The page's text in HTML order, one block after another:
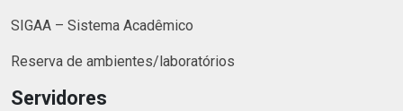
SIGAA – Sistema Acadêmico
Reserva de ambientes/laboratórios
Servidores